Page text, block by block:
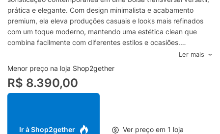
prática e elegante. Com design minimalista e acabamento
premium, ela eleva produções casuais e looks mais refinados
com um toque moderno, mantendo uma estética clean que
combina facilmente com diferentes estilos e ocasiões.
Confeccionada em couro perfurado, essa bolsa crossbody
feminina se destaca pela textura e pela leveza visual do
material, além do apelo fashion do branco, que ilumina o visual
e traz sensação de frescor. O trabalho perfurado valoriza o
acabamento e adiciona profundidade ao design, entregando
O modelo transversal proporciona conforto no uso diário,
Ler mais
Menor preço na loja Shop2gether
R$ 8.390,00
Ir à Shop2gether Ver preço em 1 loja